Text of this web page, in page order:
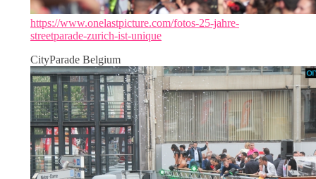
https://www.onelastpicture.com/fotos-25-jahre-
streetparade-zurich-ist-unique
CityParade Belgium